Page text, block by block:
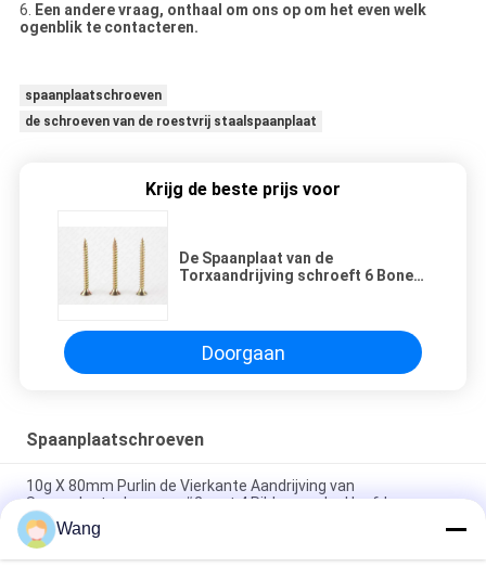
6. Een andere vraag, onthaal om ons op om het even welk
ogenblik te contacteren.
spaanplaatschroeven
de schroeven van de roestvrij staalspaanplaat
Krijg de beste prijs voor
De Spaanplaat van de
Torxaandrijving schroeft 6 Bonen
Doorgaan
Spaanplaatschroeven
10g X 80mm Purlin de Vierkante Aandrijving van
Spaanplaatschroeven #2 met 4 Ribben onder Hoofd
Steraandrijving Verzonken Hoofd met Deklaag van Ruspert
van 6 het Dekschroeven van de Bonenversiering de Groene
Wang